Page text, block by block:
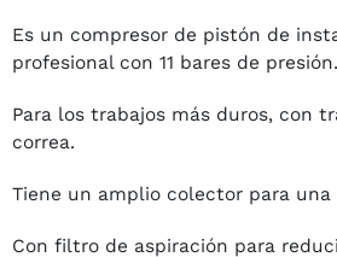
Es un compresor de pistón de
profesional con 11 bares de presión.
Para los trabajos más duros, con
correa.
Tiene un amplio colector para una
Con filtro de aspiración para